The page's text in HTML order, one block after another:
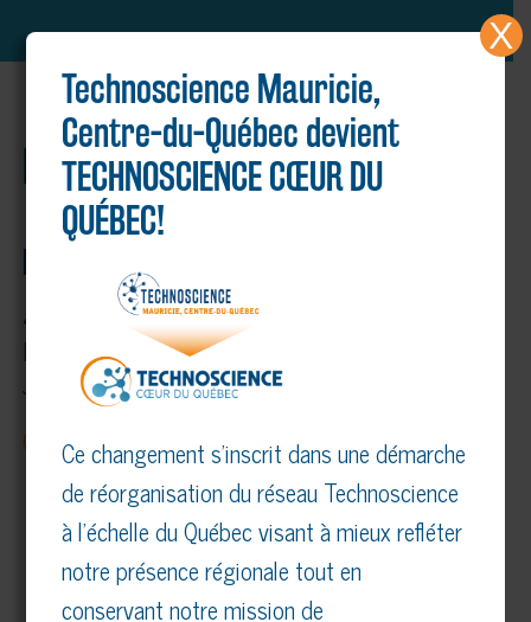
POUR SE RENDRE
École polyvalente Lavigne
452 Avenue d’Argenteuil,
Lachute, QC
J8H 1W9
Ouvrir dans Google Maps
Technoscience Mauricie,
Centre-du-Québec devient
TECHNOSCIENCE CŒUR DU
QUÉBEC!
Ce changement s’inscrit dans une démarche
de réorganisation du réseau Technoscience
à l’échelle du Québec visant à mieux refléter
notre présence régionale tout en
conservant notre mission de
X